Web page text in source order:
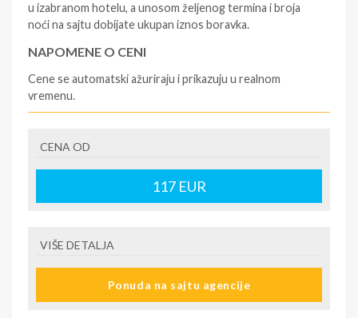
u izabranom hotelu, a unosom željenog termina i broja
noći na sajtu dobijate ukupan iznos boravka.
NAPOMENE O CENI
Cene se automatski ažuriraju i prikazuju u realnom
vremenu.
- rezervisane i potvrđene usluge u izabranoj smeštajnoj
jedinici prema opisu - korišćenje hotelskih sadržaja
prema opisu - uslugu rezervacije - organizaciju
putovanja
krizu) na destinaciji, plaćaju se na recepciji
hotela/apartmana za hotele sa 1* i 2* i nekategorisane
sobe /studije / apartmane iznosi 2€ po sobi, po noćenju
CENA OD
117 EUR
VIŠE DETALJA
Ponuda na sajtu agencije